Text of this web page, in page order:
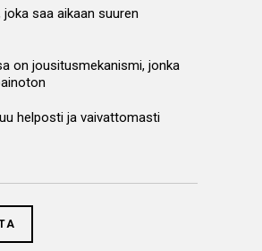
saa aikaan suuren
on jousitusmekanismi, jonka
helposti ja vaivattomasti